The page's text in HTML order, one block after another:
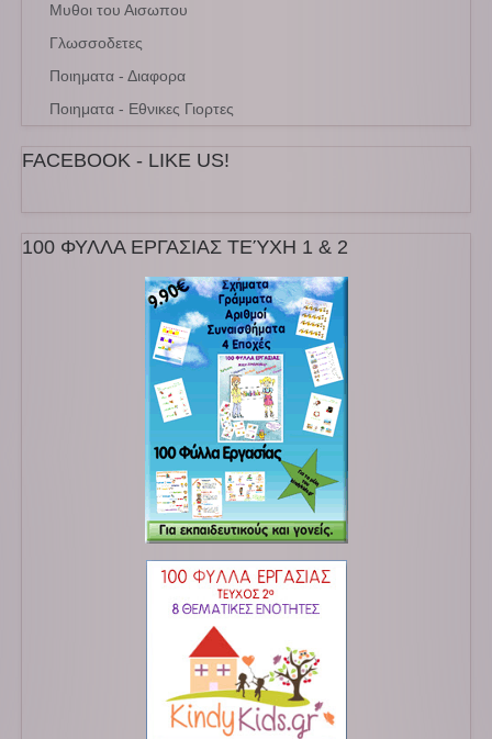
Μυθοι του Αισωπου
Γλωσσοδετες
Ποιηματα - Διαφορα
Ποιηματα - Εθνικες Γιορτες
FACEBOOK - LIKE US!
100 ΦΥΛΛΑ ΕΡΓΑΣΙΑΣ ΤΕΎΧΗ 1 & 2